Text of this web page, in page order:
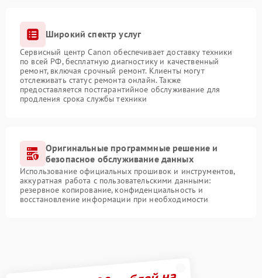
Широкий спектр услуг
Сервисный центр Canon обеспечивает доставку техники
по всей РФ, бесплатную диагностику и качественный
ремонт, включая срочный ремонт. Клиенты могут
отслеживать статус ремонта онлайн. Также
предоставляется постгарантийное обслуживание для
продления срока службы техники
Оригинальные программные решение и
безопасное обслуживание данных
Использование официальных прошивок и инструментов,
аккуратная работа с пользовательскими данными:
резервное копирование, конфиденциальность и
восстановление информации при необходимости